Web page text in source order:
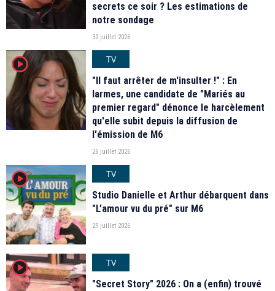
secrets ce soir ? Les estimations de
notre sondage
30 juillet 2026
player2
TV
"Il faut arrêter de m'insulter !" : En
larmes, une candidate de "Mariés au
premier regard" dénonce le harcèlement
qu'elle subit depuis la diffusion de
l'émission de M6
26 juillet 2026
player2
TV
Studio Danielle et Arthur débarquent dans
"L’amour vu du pré" sur M6
29 juillet 2026
player2
TV
"Secret Story" 2026 : On a (enfin) trouvé